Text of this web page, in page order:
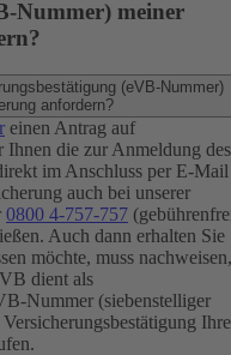
Nummer) meiner
(eVB-Nummer)
anfordern?
einen Antrag auf
Ihnen die zur Anmeldung des
im Anschluss per E-Mail
auch bei unserer
0800 4-​757-757
Auch dann erhalten Sie
möchte, muss nachweisen,
dient als
Nummer (siebenstelliger